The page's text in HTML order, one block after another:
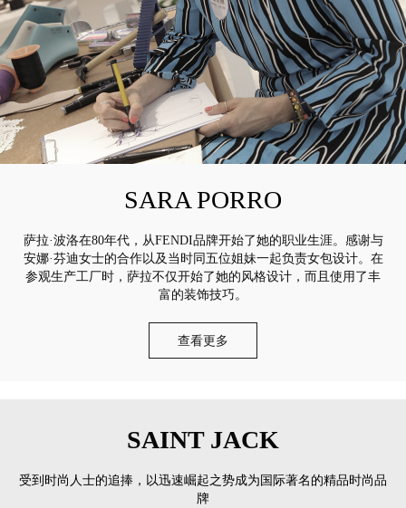
SARA PORRO
萨拉·波洛在80年代，从FENDI品牌开始了她的职业生涯。感谢与
安娜·芬迪女士的合作以及当时同五位姐妹一起负责女包设计。在
参观生产工厂时，萨拉不仅开始了她的风格设计，而且使用了丰
富的装饰技巧。
查看更多
SAINT JACK
受到时尚人士的追捧，以迅速崛起之势成为国际著名的精品时尚品
牌